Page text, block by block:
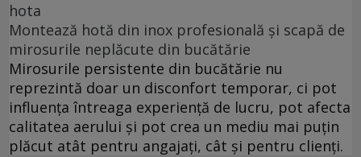
hota
Montează hotă din inox profesională și scapă de
mirosurile neplăcute din bucătărie
Mirosurile persistente din bucătărie nu
reprezintă doar un disconfort temporar, ci pot
influența întreaga experiență de lucru, pot afecta
calitatea aerului și pot crea un mediu mai puțin
plăcut atât pentru angajați, cât și pentru clienți.